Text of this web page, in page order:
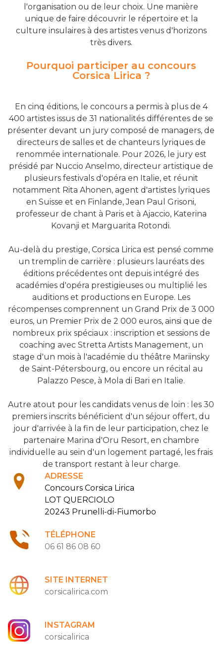
l'organisation ou de leur choix. Une manière
unique de faire découvrir le répertoire et la
culture insulaires à des artistes venus d'horizons
très divers.
Pourquoi participer au concours
Corsica Lirica ?
En cinq éditions, le concours a permis à plus de 4
400 artistes issus de 31 nationalités différentes de se
présenter devant un jury composé de managers, de
directeurs de salles et de chanteurs lyriques de
renommée internationale. Pour 2026, le jury est
présidé par Nuccio Anselmo, directeur artistique de
plusieurs festivals d'opéra en Italie, et réunit
notamment Rita Ahonen, agent d'artistes lyriques
en Suisse et en Finlande, Jean Paul Grisoni,
professeur de chant à Paris et à Ajaccio, Katerina
Kovanji et Marguarita Rotondi.
Au-delà du prestige, Corsica Lirica est pensé comme
un tremplin de carrière : plusieurs lauréats des
éditions précédentes ont depuis intégré des
académies d'opéra prestigieuses ou multiplié les
auditions et productions en Europe. Les
récompenses comprennent un Grand Prix de 3 000
euros, un Premier Prix de 2 000 euros, ainsi que de
nombreux prix spéciaux : inscription et sessions de
coaching avec Stretta Artists Management, un
stage d'un mois à l'académie du théâtre Mariinsky
de Saint-Pétersbourg, ou encore un récital au
Palazzo Pesce, à Mola di Bari en Italie.
Autre atout pour les candidats venus de loin : les 30
premiers inscrits bénéficient d'un séjour offert, du
jour d'arrivée à la fin de leur participation, chez le
partenaire Marina d'Oru Resort, en chambre
individuelle au sein d'un logement partagé, les frais
de transport restant à leur charge.
ADRESSE
Concours Corsica Lirica
LOT QUERCIOLO
20243 Prunelli-di-Fiumorbo
TÉLÉPHONE
06 61 86 08 60
SITE INTERNET
corsicalirica.com
INSTAGRAM
corsicalirica